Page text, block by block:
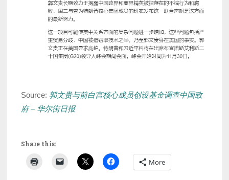
Source: 郭文贵与前白宫核心成员创设基金调查中国政
府 – 华尔街日报
Share this:
More